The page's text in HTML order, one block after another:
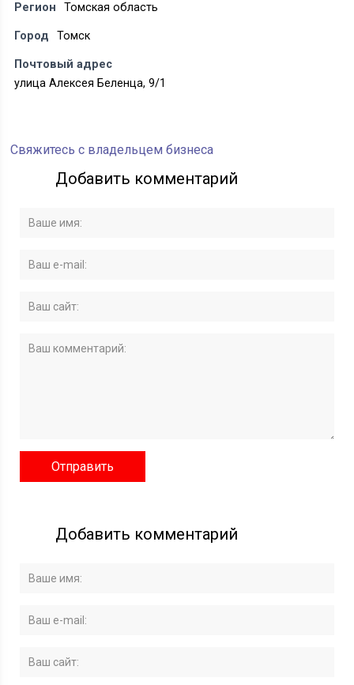
Регион Томская область
Город Томск
Почтовый адрес
улица Алексея Беленца, 9/1
Свяжитесь с владельцем бизнеса
Добавить комментарий
Добавить комментарий